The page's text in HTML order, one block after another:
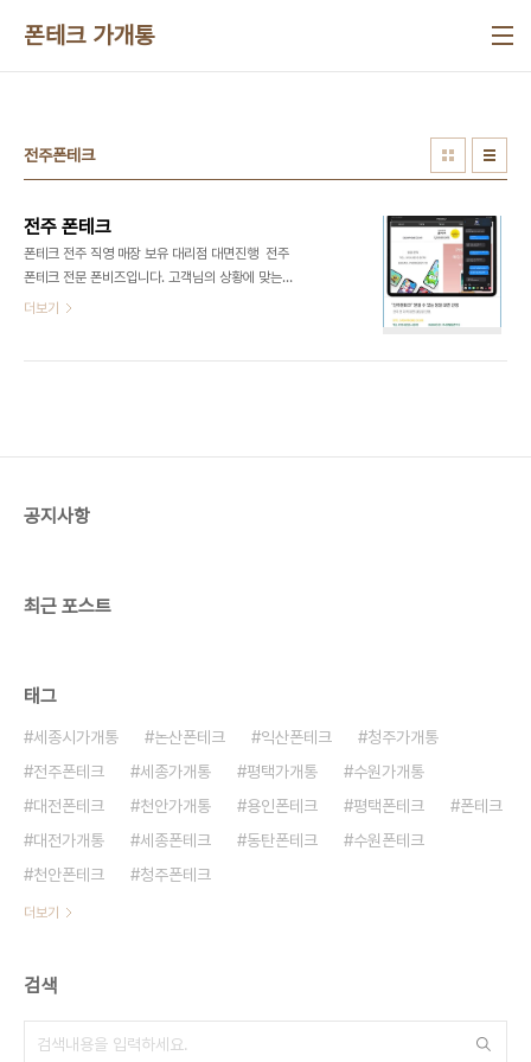
폰테크 가개통
전주폰테크
전주 폰테크
폰테크 전주 직영 매장 보유 대리점 대면진행 전주
폰테크 전문 폰비즈입니다. 고객님의 상황에 맞는통
신사 대리점에서대면으로 진행하고 있습니다. 대면
대전, 대구, 부산, 울산, 광주, 청주, 전주, 인천
더보기
공지사항
최근 포스트
태그
세종시가개통 논산폰테크 익산폰테크
청주가개통
전주폰테크
세종가개통 평택가개통
수원가개통
대전폰테크
천안가개통 용인폰테크 평택폰테크
폰테크
대전가개통
세종폰테크 동탄폰테크
수원폰테크
천안폰테크
청주폰테크
더보기
검색